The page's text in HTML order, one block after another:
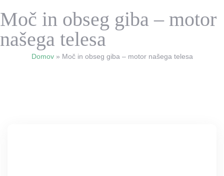
Moč in obseg giba – motor
našega telesa
Domov» Moč in obseg giba – motor našega telesa